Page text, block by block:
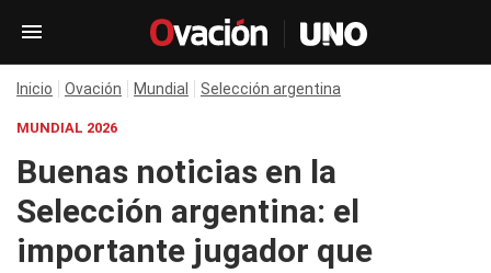
Inicio Ovación Mundial Selección argentina
MUNDIAL 2026
Buenas noticias en la
Selección argentina: el
importante jugador que